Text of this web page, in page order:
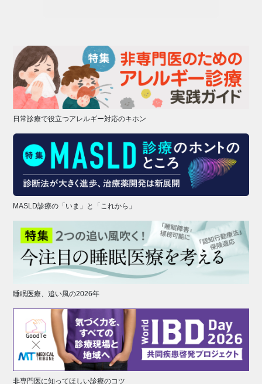
日常診療で役立つアレルギー対応のキホン
MASLD診療の「いま」と「これから」
睡眠医療、追い風の2026年
非専門医に知ってほしい診療のコツ